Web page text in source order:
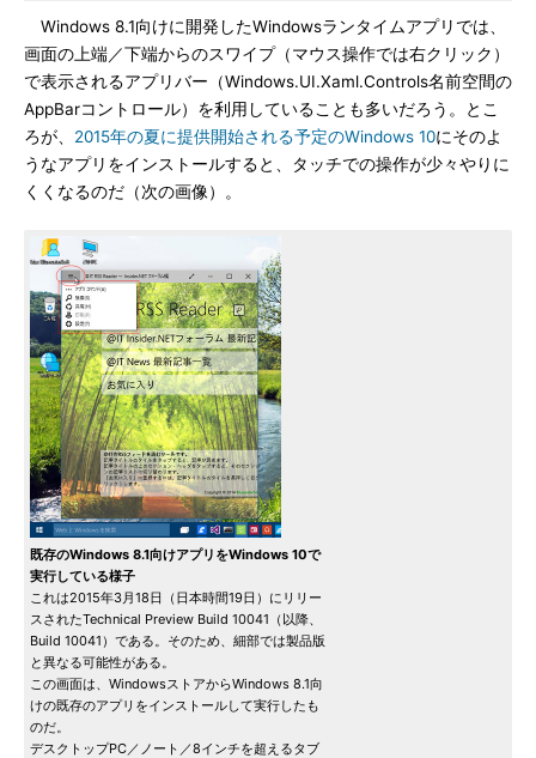
Windows 8.1向けに開発したWindowsランタイムアプリでは、
画面の上端／下端からのスワイプ（マウス操作では右クリック）
で表示されるアプリバー（Windows.UI.Xaml.Controls名前空間の
AppBarコントロール）を利用していることも多いだろう。とこ
ろが、 2015年の夏に提供開始される予定のWindows 10にそのよ
うなアプリをインストールすると、タッチでの操作が少々やりに
くくなるのだ（次の画像）。
既存のWindows 8.1向けアプリをWindows 10で
実行している様子
これは2015年3月18日（日本時間19日）にリリー
スされたTechnical Preview Build 10041（以降、
Build 10041）である。そのため、細部では製品版
と異なる可能性がある。
この画面は、WindowsストアからWindows 8.1向
けの既存のアプリをインストールして実行したも
のだ。
デスクトップPC／ノート／8インチを超えるタブ